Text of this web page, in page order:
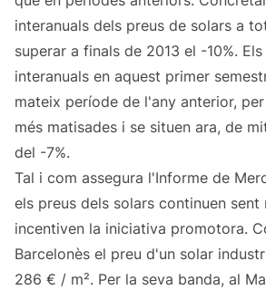
interanuals dels preus de solars a
superar a finals de 2013 el -10%.
interanuals en aquest primer
mateix període de l'any anterior,
més matisades i se situen ara, de
del -7%.
Tal i com assegura l'Informe de
els preus dels solars continuen
incentiven la iniciativa promotora.
Barcelonès el preu d'un solar
286 € / m². Per la seva banda, al